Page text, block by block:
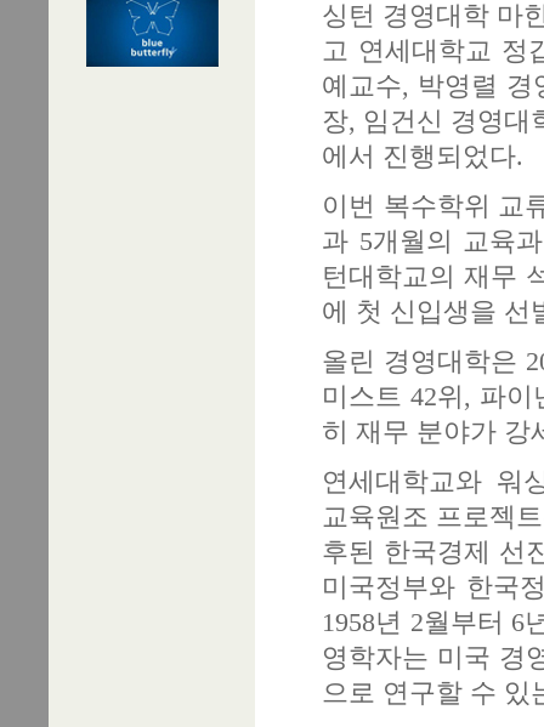
싱턴 경영대학 마
고 연세대학교 정
예교수, 박영렬 경
장, 임건신 경영대
에서 진행되었다.
이번 복수학위 교
과 5개월의 교육
턴대학교의 재무
에 첫 신입생을 선
올린 경영대학은
미스트 42위, 파
히 재무 분야가 강
연세대학교와 워
교육원조 프로젝
후된 한국경제 선
미국정부와 한국
1958년 2월부터 6
영학자는 미국 경
으로 연구할 수 있